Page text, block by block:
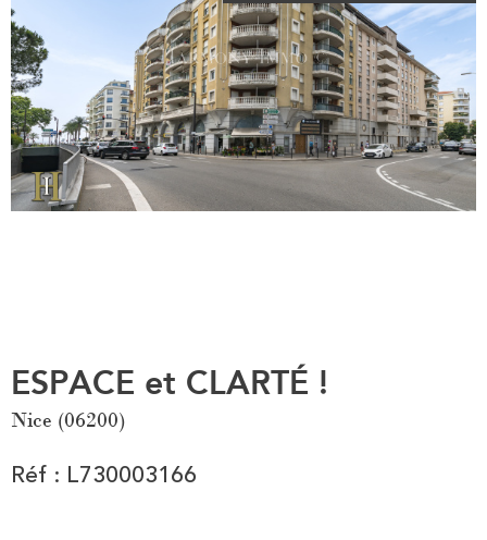
ESPACE et CLARTÉ !
Nice (06200)
Réf : L730003166